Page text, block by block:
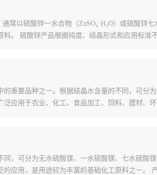
常以硫酸锌一水合物（ZnSO₄·H₂O）或硫酸锌
。 硫酸锌产品根据纯度、结晶形式和应用标准
重要品种之一。根据结晶水含量的不同，可分
应用于农业、化工、食品加工、饲料、建材、
，可分为无水硫酸镁、一水硫酸镁、七水硫酸
应用，是用途较为丰富的基础化工原料之一。